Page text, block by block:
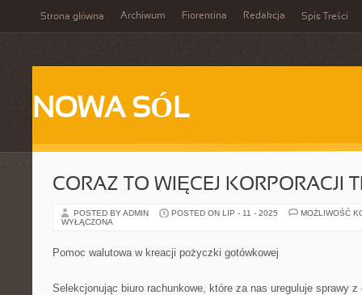
Strona główna Archiwum Fiorentina Redakcja Spis Treści
NOWA SÓL
CORAZ TO WIĘCEJ KORPORACJI
POSTED BY ADMIN POSTED ON LIP - 11 - 2025
MOŻLIWOŚĆ
WYŁĄCZONA
Pomoc walutowa w kreacji pożyczki gotówkowej
Selekcjonując biuro rachunkowe, które za nas ureguluje sprawy